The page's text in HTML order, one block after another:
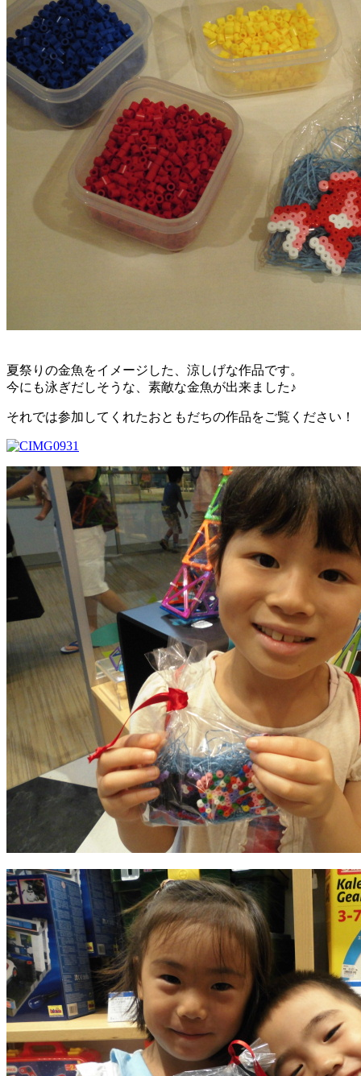
夏祭りの金魚をイメージした、涼しげな作品です。
今にも泳ぎだしそうな、素敵な金魚が出来ました♪
それでは参加してくれたおともだちの作品をご覧ください！